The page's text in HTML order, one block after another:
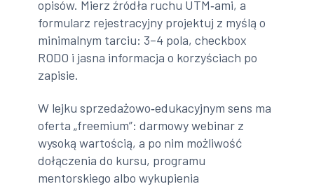
opisów. Mierz źródła ruchu UTM‑ami, a
formularz rejestracyjny projektuj z myślą o
minimalnym tarciu: 3–4 pola, checkbox
RODO i jasna informacja o korzyściach po
zapisie.
W lejku sprzedażowo‑edukacyjnym sens ma
oferta „freemium”: darmowy webinar z
wysoką wartością, a po nim możliwość
dołączenia do kursu, programu
mentorskiego albo wykupienia